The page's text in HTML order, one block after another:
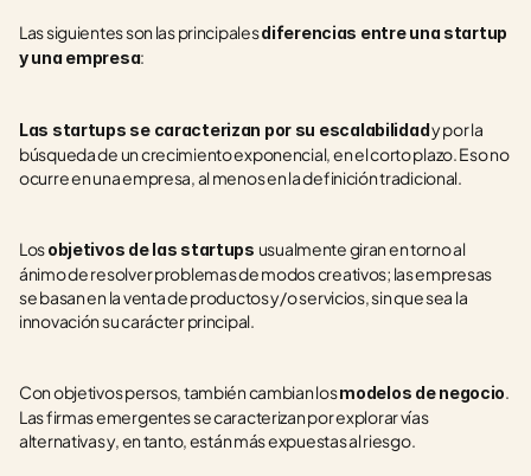
Las siguientes son las principales diferencias entre una startup
y una empresa:
Las startups se caracterizan por su escalabilidad y por la
búsqueda de un crecimiento exponencial, en el corto plazo. Eso no
ocurre en una empresa, al menos en la definición tradicional.
Los objetivos de las startups usualmente giran en torno al
ánimo de resolver problemas de modos creativos; las empresas
se basan en la venta de productos y/o servicios, sin que sea la
innovación su carácter principal.
Con objetivos persos, también cambian los modelos de negocio.
Las firmas emergentes se caracterizan por explorar vías
alternativas y, en tanto, están más expuestas al riesgo.